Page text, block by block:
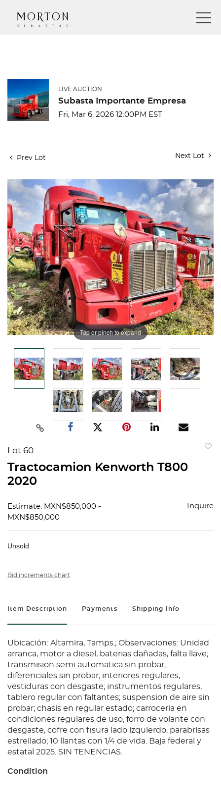
LIVE AUCTION
Subasta Importante Empresa
Fri, Mar 6, 2026 12:00PM EST
Prev Lot Next Lot
Tap or pinch to expand
Lot 60
Tractocamion Kenworth T800
2020
Estimate: MXN$850,000 -
MXN$850,000
Inquire
Unsold
Bid increments chart
Item Description Payments Shipping Info
Ubicación: Altamira, Tamps.; Observaciones: Unidad
arranca, motor a diesel, baterias dañadas, falta llave;
transmision semi automatica sin probar;
diferenciales sin probar; interiores regulares,
vestiduras con desgaste; instrumentos regulares,
tablero regular con faltantes; suspension de aire sin
probar; chasis en regular estado; carroceria en
condiciones regulares de uso, forro de volante con
desgaste, cofre con fisura lado izquierdo, parabrisas
estrellado; 10 llantas con 1/4 de vida. Baja federal y
estatal 2025. SIN TENENCIAS.
Condition